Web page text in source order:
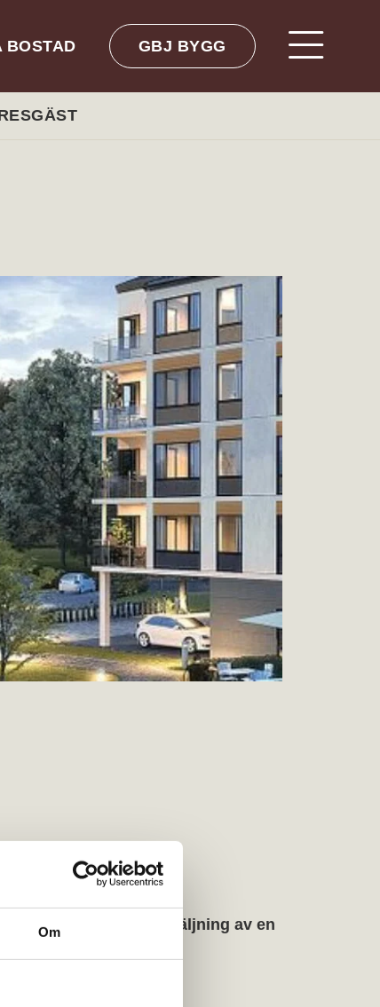
Om
BOSTAD GBJ BYGG
AB, avtalat om försäljning av en